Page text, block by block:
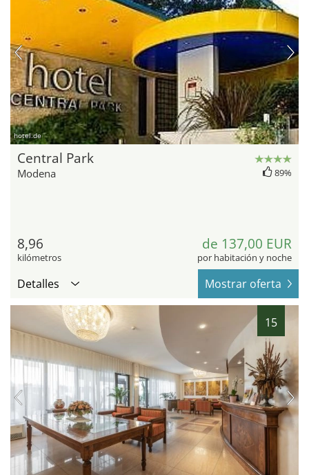
hotel.de
Central Park
Modena 89%
8,96
kilómetros
de 137,00 EUR
por habitación y noche
Detalles Mostrar oferta
15